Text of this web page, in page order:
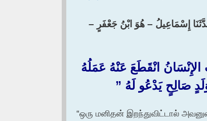
إِسْمَاعِيلُ – هُوَ ابْنُ جَعْفَرٍ –
انْقَطَعَ عَنْهُ عَمَلُهُ
صَالِحٍ يَدْعُو لَهُ ‏”‏
“ஒரு மனிதன் இறந்துவிட்டால்